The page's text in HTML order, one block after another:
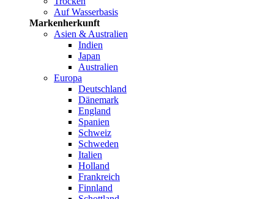
Auf Wasserbasis
Markenherkunft
Asien & Australien
Indien
Japan
Australien
Europa
Deutschland
Dänemark
England
Spanien
Schweiz
Schweden
Italien
Holland
Frankreich
Finnland